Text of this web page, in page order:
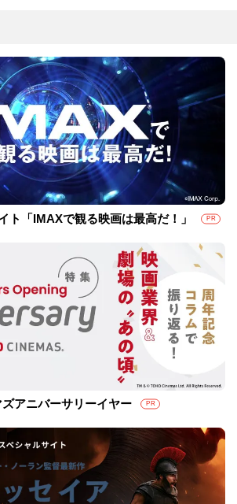
ト「IMAXで観る映画は最高だ！」 PR
アニバーサリーイヤー PR